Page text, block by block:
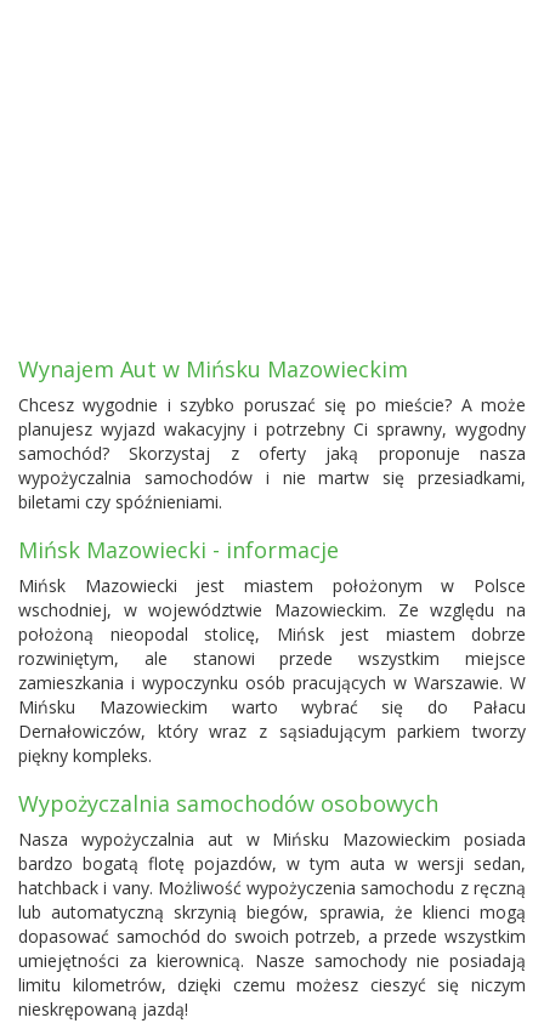
Wynajem Aut w Mińsku Mazowieckim
Chcesz wygodnie i szybko poruszać się po mieście? A może
planujesz wyjazd wakacyjny i potrzebny Ci sprawny, wygodny
samochód? Skorzystaj z oferty jaką proponuje nasza
wypożyczalnia samochodów i nie martw się przesiadkami,
biletami czy spóźnieniami.
Mińsk Mazowiecki - informacje
Mińsk Mazowiecki jest miastem położonym w Polsce
wschodniej, w województwie Mazowieckim. Ze względu na
położoną nieopodal stolicę, Mińsk jest miastem dobrze
rozwiniętym, ale stanowi przede wszystkim miejsce
zamieszkania i wypoczynku osób pracujących w Warszawie. W
Mińsku Mazowieckim warto wybrać się do Pałacu
Dernałowiczów, który wraz z sąsiadującym parkiem tworzy
piękny kompleks.
Wypożyczalnia samochodów osobowych
Nasza wypożyczalnia aut w Mińsku Mazowieckim posiada
bardzo bogatą flotę pojazdów, w tym auta w wersji sedan,
hatchback i vany. Możliwość wypożyczenia samochodu z ręczną
lub automatyczną skrzynią biegów, sprawia, że klienci mogą
dopasować samochód do swoich potrzeb, a przede wszystkim
umiejętności za kierownicą. Nasze samochody nie posiadają
limitu kilometrów, dzięki czemu możesz cieszyć się niczym
nieskrępowaną jazdą!